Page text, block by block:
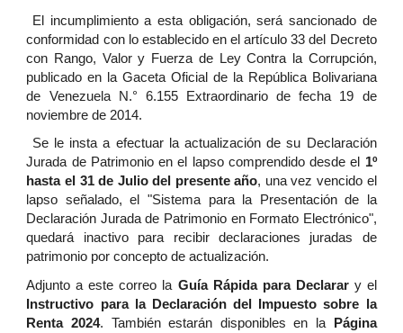
El incumplimiento a esta obligación, será sancionado de
conformidad con lo establecido en el artículo 33 del Decreto
con Rango, Valor y Fuerza de Ley Contra la Corrupción,
publicado en la Gaceta Oficial de la República Bolivariana
de Venezuela N.° 6.155 Extraordinario de fecha 19 de
noviembre de 2014.
Se le insta a efectuar la actualización de su Declaración
Jurada de Patrimonio en el lapso comprendido desde el 1º
hasta el 31 de Julio del presente año, una vez vencido el
lapso señalado, el "Sistema para la Presentación de la
Declaración Jurada de Patrimonio en Formato Electrónico",
quedará inactivo para recibir declaraciones juradas de
patrimonio por concepto de actualización.
Adjunto a este correo la Guía Rápida para Declarary el
Instructivo para la Declaración del Impuesto sobre la
Renta 2024. También estarán disponibles en la
Página